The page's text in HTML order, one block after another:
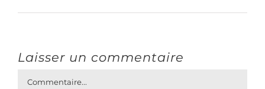
Laisser un commentaire